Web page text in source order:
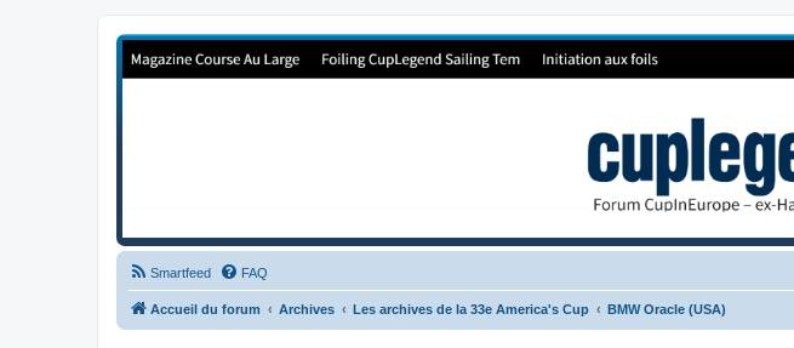
Forum de Cup In Europe
Smartfeed FAQ
Accueil du forum Archives Les archives de la 33e America's Cup BMW Oracle (USA)